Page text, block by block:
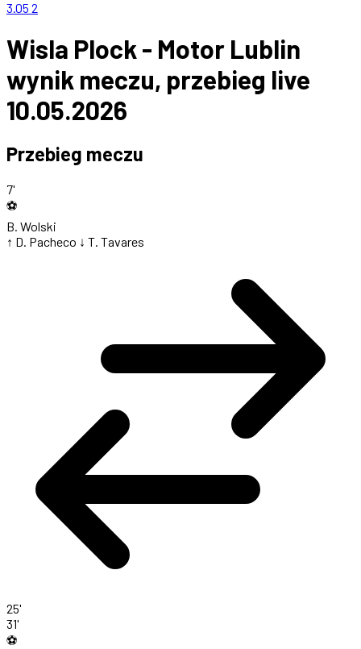
3.05 2
Wisla Plock - Motor Lublin
wynik meczu, przebieg live
10.05.2026
Przebieg meczu
7'
⚽
B. Wolski
↑ D. Pacheco ↓ T. Tavares
25'
31'
⚽